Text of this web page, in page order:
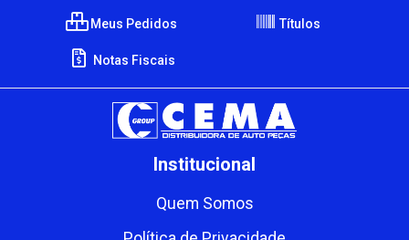
Meus Pedidos Títulos
Notas Fiscais
Institucional
Quem Somos